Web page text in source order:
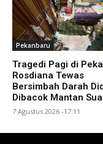
Pekanbaru
Tragedi Pagi di
Rosdiana Tewas
Bersimbah Darah
Dibacok Mantan
7 Agustus 2026 -17:11